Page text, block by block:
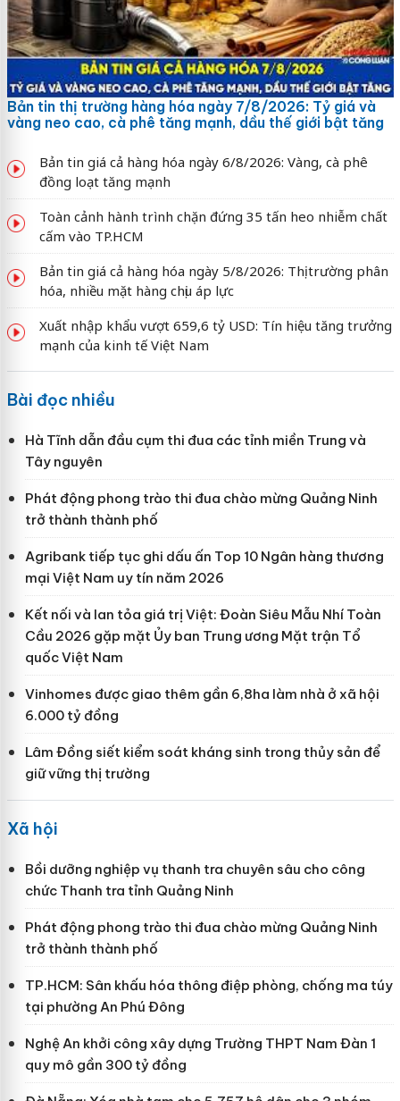
Bản tin thị trường hàng hóa ngày 7/8/2026: Tỷ giá và
vàng neo cao, cà phê tăng mạnh, dầu thế giới bật tăng
Bản tin giá cả hàng hóa ngày 6/8/2026: Vàng, cà phê
đồng loạt tăng mạnh
Toàn cảnh hành trình chặn đứng 35 tấn heo nhiễm chất
cấm vào TP.HCM
Bản tin giá cả hàng hóa ngày 5/8/2026: Thị trường phân
hóa, nhiều mặt hàng chịu áp lực
Xuất nhập khẩu vượt 659,6 tỷ USD: Tín hiệu tăng trưởng
mạnh của kinh tế Việt Nam
Bài đọc nhiều
Hà Tĩnh dẫn đầu cụm thi đua các tỉnh miền Trung và
Tây nguyên
Phát động phong trào thi đua chào mừng Quảng Ninh
trở thành thành phố
Agribank tiếp tục ghi dấu ấn Top 10 Ngân hàng thương
mại Việt Nam uy tín năm 2026
Kết nối và lan tỏa giá trị Việt: Đoàn Siêu Mẫu Nhí Toàn
Cầu 2026 gặp mặt Ủy ban Trung ương Mặt trận Tổ
quốc Việt Nam
Vinhomes được giao thêm gần 6,8ha làm nhà ở xã hội
6.000 tỷ đồng
Lâm Đồng siết kiểm soát kháng sinh trong thủy sản để
giữ vững thị trường
Xã hội
Bồi dưỡng nghiệp vụ thanh tra chuyên sâu cho công
chức Thanh tra tỉnh Quảng Ninh
Phát động phong trào thi đua chào mừng Quảng Ninh
trở thành thành phố
TP.HCM: Sân khấu hóa thông điệp phòng, chống ma túy
tại phường An Phú Đông
Nghệ An khởi công xây dựng Trường THPT Nam Đàn 1
quy mô gần 300 tỷ đồng